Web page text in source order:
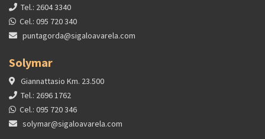
Tel.: 2604 3340
Cel.: 095 720 340
puntagorda@sigaloavarela.com
Solymar
Giannattasio Km. 23.500
Tel.: 2696 1762
Cel.: 095 720 346
solymar@sigaloavarela.com